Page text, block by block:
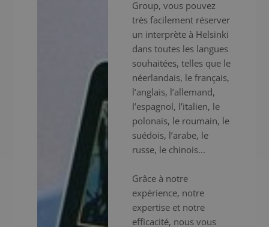
Group, vous pouvez
très facilement réserver
un interprète à Helsinki
dans toutes les langues
souhaitées, telles que le
néerlandais, le français,
l’anglais, l’allemand,
l’espagnol, l’italien, le
polonais, le roumain, le
suédois, l’arabe, le
russe, le chinois...
Grâce à notre
expérience, notre
expertise et notre
efficacité, nous vous